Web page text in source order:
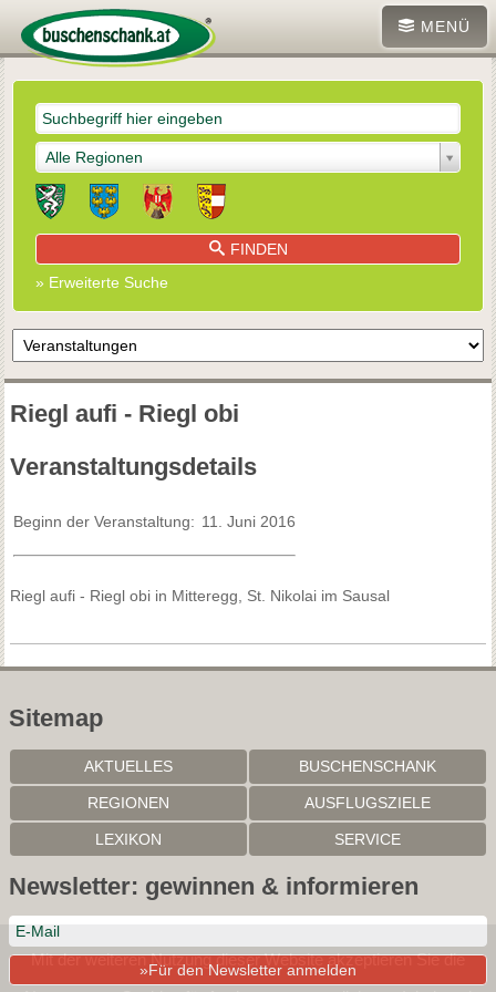
MENÜ
Alle Regionen
FINDEN
» Erweiterte Suche
Riegl aufi - Riegl obi
Veranstaltungsdetails
Beginn der Veranstaltung: 11. Juni 2016
Riegl aufi - Riegl obi in Mitteregg, St. Nikolai im Sausal
Sitemap
AKTUELLES BUSCHENSCHANK
REGIONEN AUSFLUGSZIELE
LEXIKON SERVICE
Newsletter: gewinnen & informieren
»Für den Newsletter anmelden
Mit der weiteren Nutzung dieser Website akzeptieren Sie die